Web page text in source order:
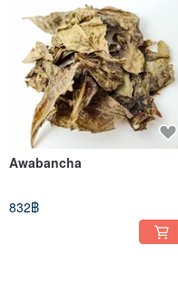
Awabancha
832฿